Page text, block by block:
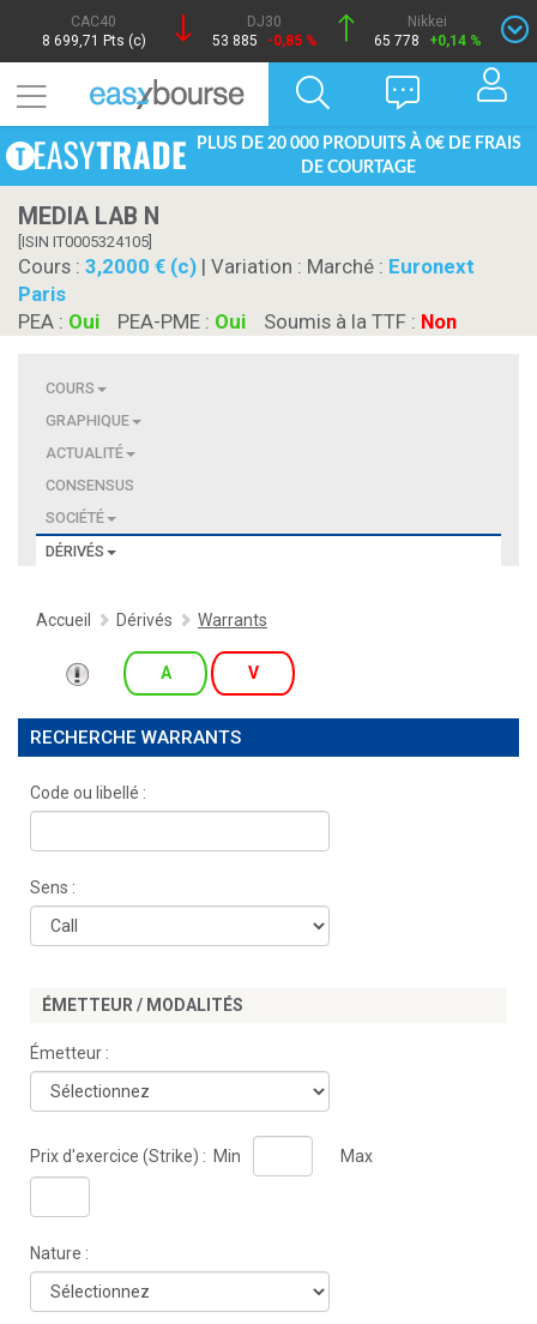
CAC40
8 699,71 Pts (c)
DJ30
53 885
-0,85 %
Nikkei
65 778
+0,14 %
PLUS DE 20 000 PRODUITS À 0€ DE FRAIS
DE COURTAGE
MEDIA LAB N
[ISIN IT0005324105]
Cours : 3,2000 € (c) | Variation : Marché : Euronext
Paris
PEA : Oui PEA-PME : Oui Soumis à la TTF : Non
COURS
GRAPHIQUE
ACTUALITÉ
CONSENSUS
SOCIÉTÉ
DÉRIVÉS
Accueil Dérivés Warrants
A V
RECHERCHE WARRANTS
Code ou libellé :
Sens :
ÉMETTEUR / MODALITÉS
Émetteur :
Prix d'exercice (Strike) : Min Max
Nature :